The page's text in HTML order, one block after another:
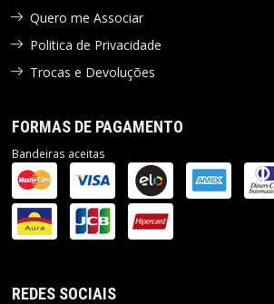
Quero me Associar
Politica de Privacidade
Trocas e Devoluções
FORMAS DE PAGAMENTO
Bandeiras aceitas
REDES SOCIAIS